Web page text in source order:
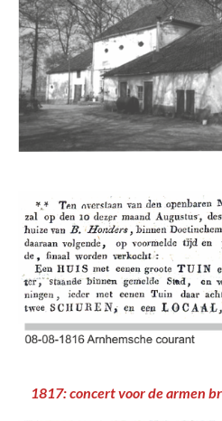
1817: concert voor de armen